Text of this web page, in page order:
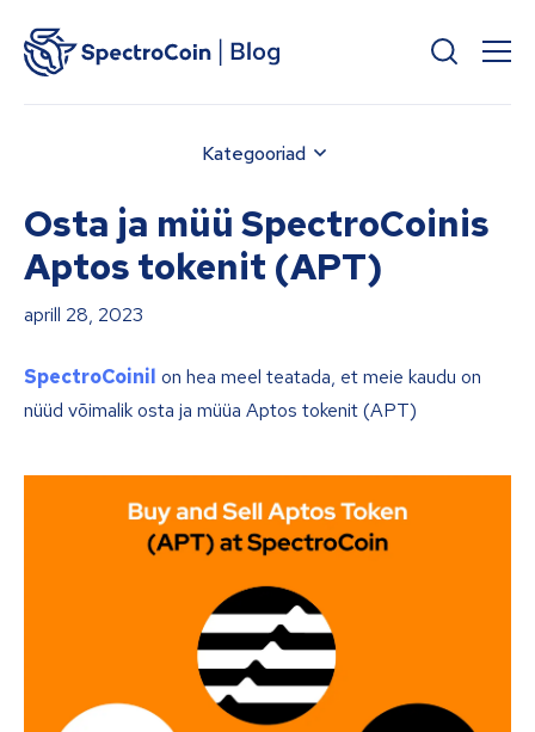
Kategooriad
Osta ja müü SpectroCoinis
Aptos tokenit (APT)
aprill 28, 2023
SpectroCoinil on hea meel teatada, et meie kaudu on
nüüd võimalik osta ja müüa Aptos tokenit (APT)